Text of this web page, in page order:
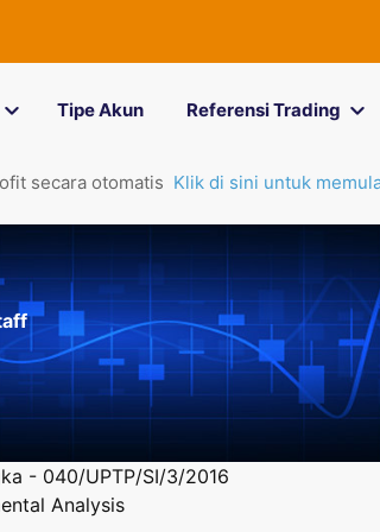
Tipe Akun Referensi Trading
secara otomatis Klik di sini untuk
- 040/UPTP/SI/3/2016
Analysis